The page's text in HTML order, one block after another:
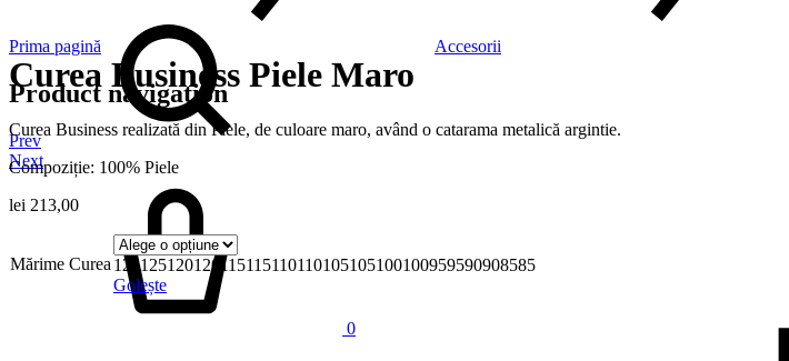
0
Prima pagină Accesorii
Product navigation
Prev
Next
Curea Business Piele Maro
Curea Business realizată din Piele, de culoare maro, având o catarama metalică argintie.
Compoziție: 100% Piele
lei 213,00
Mărime Curea 125125120120 115115110110105105100100959590908585
Golește